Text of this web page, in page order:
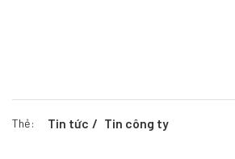
Thẻ: Tin tức Tin công ty